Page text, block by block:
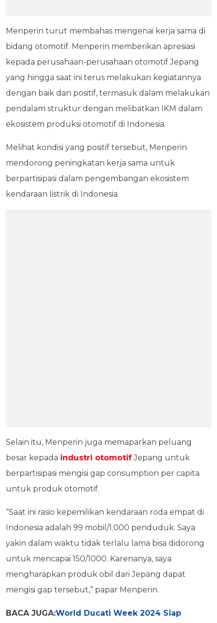
Menperin turut membahas mengenai kerja sama di
bidang otomotif. Menperin memberikan apresiasi
kepada perusahaan-perusahaan otomotif Jepang
yang hingga saat ini terus melakukan kegiatannya
dengan baik dan positif, termasuk dalam melakukan
pendalam struktur dengan melibatkan IKM dalam
ekosistem produksi otomotif di Indonesia.
Melihat kondisi yang positif tersebut, Menperin
mendorong peningkatan kerja sama untuk
berpartisipasi dalam pengembangan ekosistem
kendaraan listrik di Indonesia.
Selain itu, Menperin juga memaparkan peluang
besar kepada industri otomotifJepang untuk
berpartisipasi mengisi gap consumption per capita
untuk produk otomotif.
“Saat ini rasio kepemilikan kendaraan roda empat di
Indonesia adalah 99 mobil/1.000 penduduk. Saya
yakin dalam waktu tidak terlalu lama bisa didorong
untuk mencapai 150/1000. Karenanya, saya
mengharapkan produk obil dari Jepang dapat
mengisi gap tersebut,” papar Menperin.
BACA JUGA:World Ducati Week 2024 Siap